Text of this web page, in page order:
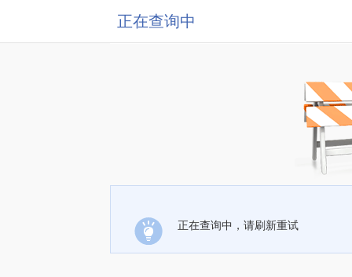
正在查询中
正在查询中，请刷新重试